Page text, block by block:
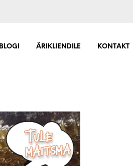
BLOGI ÄRIKLIENDILE KONTAKT